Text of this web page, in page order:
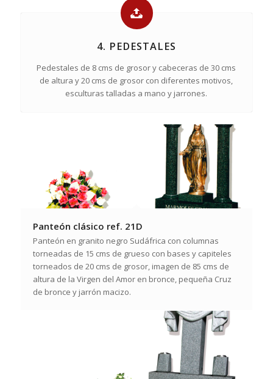
4. PEDESTALES
Pedestales de 8 cms de grosor y cabeceras de 30 cms
de altura y 20 cms de grosor con diferentes motivos,
esculturas talladas a mano y jarrones.
Panteón clásico ref. 21D
Panteón en granito negro Sudáfrica con columnas
torneadas de 15 cms de grueso con bases y capiteles
torneados de 20 cms de grosor, imagen de 85 cms de
altura de la Virgen del Amor en bronce, pequeña Cruz
de bronce y jarrón macizo.